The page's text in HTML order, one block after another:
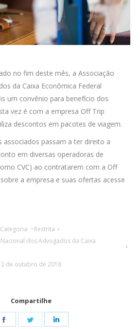
no fim deste mês, a Associação
da Caixa Econômica Federal
um convênio para benefício dos
vez é com a empresa Off Trip
descontos em pacotes de viagem.
associados passam a ter direito a
em diversas operadoras de
CVC) ao contratarem com a Off
a empresa e suas ofertas acesse
Categoria: ~Restrita
dos Advogados da Caixa
2 de outubro de 2018
Compartilhe
Share
Share